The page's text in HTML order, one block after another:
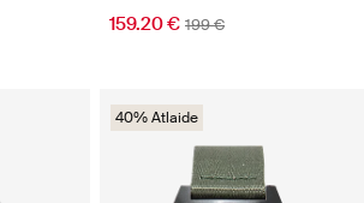
159.20 € 199 €
40% Atlaide